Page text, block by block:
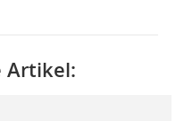
Artikel: